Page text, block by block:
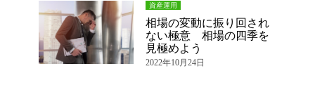
資産運用
相場の変動に振り回され
ない極意 相場の四季を
見極めよう
2022年10月24日